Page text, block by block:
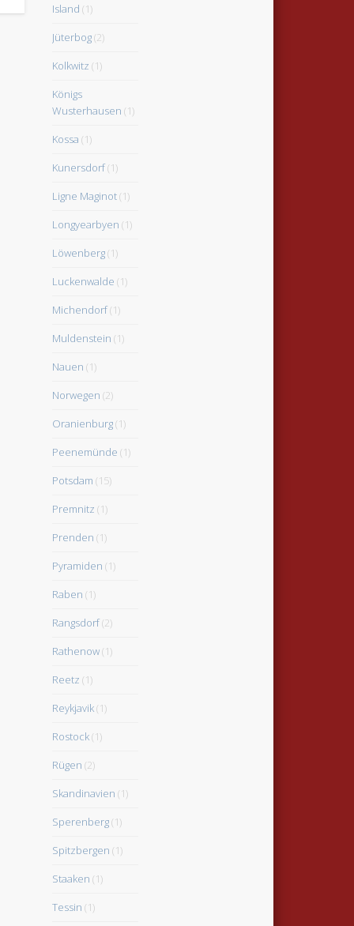
Island (1)
Jüterbog(2)
Kolkwitz (1)
Königs
Wusterhausen (1)
Kossa (1)
Kunersdorf(1)
Ligne Maginot(1)
Longyearbyen (1)
Löwenberg(1)
Luckenwalde (1)
Michendorf(1)
Muldenstein (1)
Nauen (1)
Norwegen (2)
Oranienburg(1)
Peenemünde (1)
Potsdam (15)
Premnitz (1)
Prenden (1)
Pyramiden (1)
Raben (1)
Rangsdorf(2)
Rathenow(1)
Reetz (1)
Reykjavik(1)
Rostock(1)
Rügen (2)
Skandinavien (1)
Sperenberg(1)
Spitzbergen (1)
Staaken (1)
Tessin (1)